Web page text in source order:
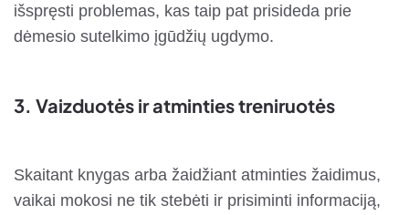
išspręsti problemas, kas taip pat prisideda prie
dėmesio sutelkimo įgūdžių ugdymo.
3. Vaizduotės ir atminties treniruotės
Skaitant knygas arba žaidžiant atminties žaidimus,
vaikai mokosi ne tik stebėti ir prisiminti informaciją,